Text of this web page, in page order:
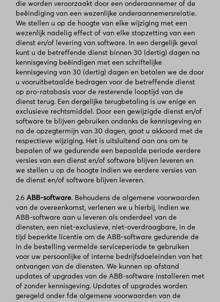
die worden veroorzaakt door een onderaannemer of de
beëindiging van een wezenlijke onderaannemersrelatie.
We stellen u op de hoogte van elke wijziging met een
wezenlijk nadelig effect of van elke stopzetting van een
dienst en/of levering van software. In een dergelijk geval
kunt u de betreffende dienst binnen 30 (dertig) dagen na
kennisgeving beëindigen met een schriftelijke
kennisgeving van 30 (dertig) dagen en betalen we de door
u vooruitbetaalde bedragen voor de betreffende dienst
op pro-ratabasis voor de resterende looptijd van de
dienst terug. Een dergelijke terugbetaling is uw enige en
exclusieve rechtsmiddel. Door een gewijzigde dienst en/of
software te blijven gebruiken ondanks de kennisgeving en
na de opzegtermijn van 30 dagen, gaat u akkoord met de
respectieve wijziging. Het is uitsluitend aan ons om te
bepalen of we gedurende een bepaalde periode eerdere
versies van een dienst en/of software blijven leveren en
we stellen u op de hoogte indien we eerdere versies van
de dienst en/of software blijven leveren.
2.6 ABB-software. Behoudens de algemene voorwaarden
van de overeenkomst, verlenen we u hierbij, indien we
ABB-software aan u leveren als onderdeel van de
diensten, een niet-exclusieve, niet-overdraagbare, in de
tijd beperkte licentie om de ABB-software gedurende de
in de bestelling vermelde serviceperiode te gebruiken
voor uw persoonlijke of interne bedrijfsdoeleinden van het
ontvangen van de diensten. We kunnen op afstand
updates of upgrades van de ABB-software installeren met
of zonder kennisgeving. Updates of upgrades worden
geregeld onder fde algemene voorwaarden van de